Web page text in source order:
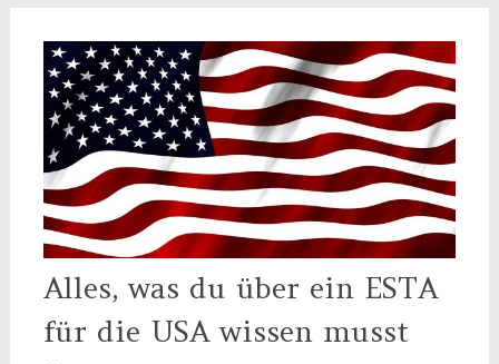
Alles, was du über ein ESTA
für die USA wissen musst